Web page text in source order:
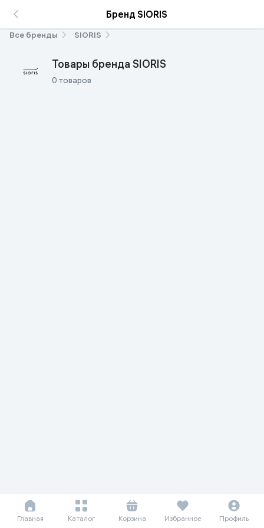
Бренд SIORIS
Все бренды SIORIS
Товары бренда SIORIS
0 товаров
Главная Каталог Корзина Избранное Профиль